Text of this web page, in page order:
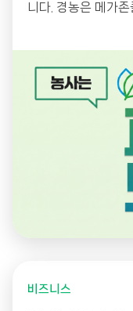
니다. 경농은 메가
진 기반 Vision AI
높이고, AI 기반 운
강화했습니다.
비즈니스